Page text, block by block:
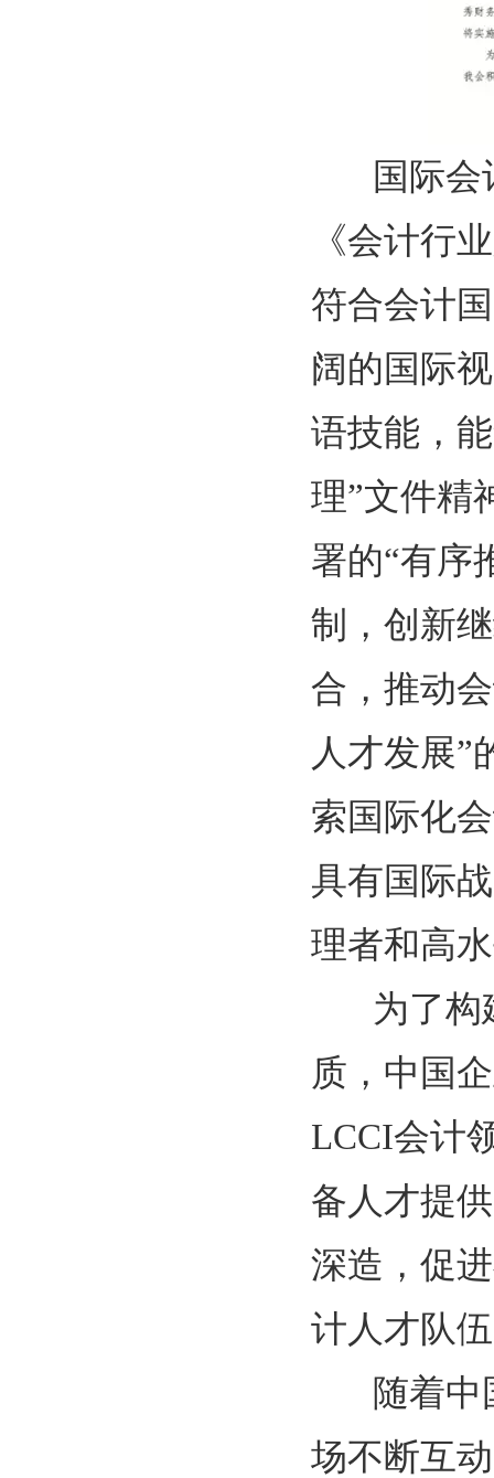
国际会计
《会计行
符合会计
阔的国际
语技能，
理”文件精
署的“有序
制，创新
合，推动
人才发展”
索国际化
具有国际
理者和高
为了构建
质，中国
LCCI会计
备人才提
深造，促
计人才队
随着中国
场不断互